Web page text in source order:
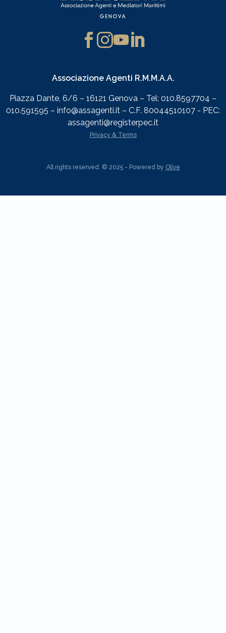
Associazione Agenti R.M.M.A.A.
Piazza Dante, 6/6 – 16121 Genova – Tel: 010.8597704 –
010.591595 – info@assagenti.it – C.F. 80044510107 - PEC:
assagenti@registerpec.it
Privacy & Terms
All rights reserved. © 2025 - Powered by Olive